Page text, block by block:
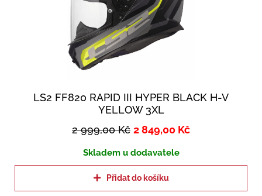
LS2 FF820 RAPID III HYPER BLACK H-V
YELLOW 3XL
2 999,00Kč 2 849,00 Kč
Skladem u dodavatele
Přidat do košíku